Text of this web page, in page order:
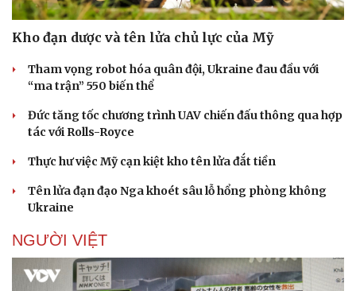
Dinh dưỡng - món ngon
Sản phụ khoa
Nhi khoa
Nam khoa
Làm đẹp - giảm cân
Kho đạn dược và tên lửa chủ lực của Mỹ
Tham vọng robot hóa quân đội, Ukraine đau đầu với
“ma trận” 550 biến thể
Đức tăng tốc chương trình UAV chiến đấu thông qua hợp
tác với Rolls-Royce
Thực hư việc Mỹ cạn kiệt kho tên lửa đắt tiền
Tên lửa đạn đạo Nga khoét sâu lỗ hổng phòng không
Ukraine
NGƯỜI VIỆT